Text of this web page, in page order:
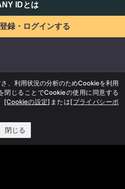
IDとは
録・ログインする
、利用状況の分析のためCookieを利用
閉じることでCookieの使用に同意する
[Cookieの設定] または[プライバシーポ
閉じる